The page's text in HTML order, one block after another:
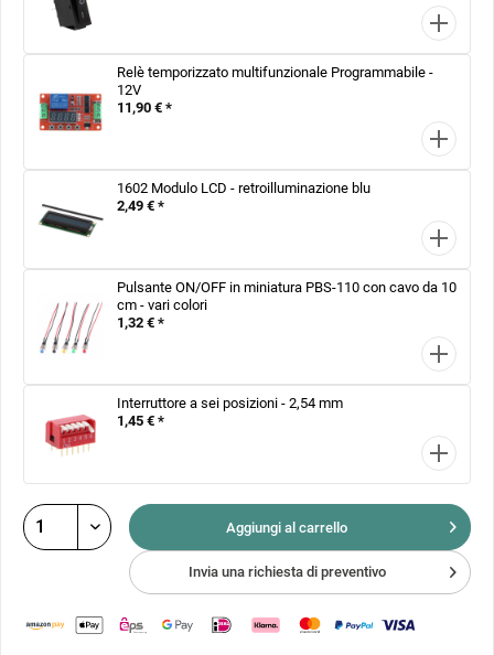
Relè temporizzato multifunzionale Programmabile -
12V
11,90 € *
1602 Modulo LCD - retroilluminazione blu
2,49 € *
Pulsante ON/OFF in miniatura PBS-110 con cavo da 10
cm - vari colori
1,32 € *
Interruttore a sei posizioni - 2,54 mm
1,45 € *
Aggiungi al carrello
Invia una richiesta di preventivo